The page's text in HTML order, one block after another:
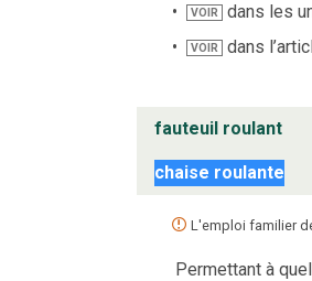
VOIR dans les
VOIR dans
fauteuil roulant
chaise roulante
L'emploi familier
Permettant à